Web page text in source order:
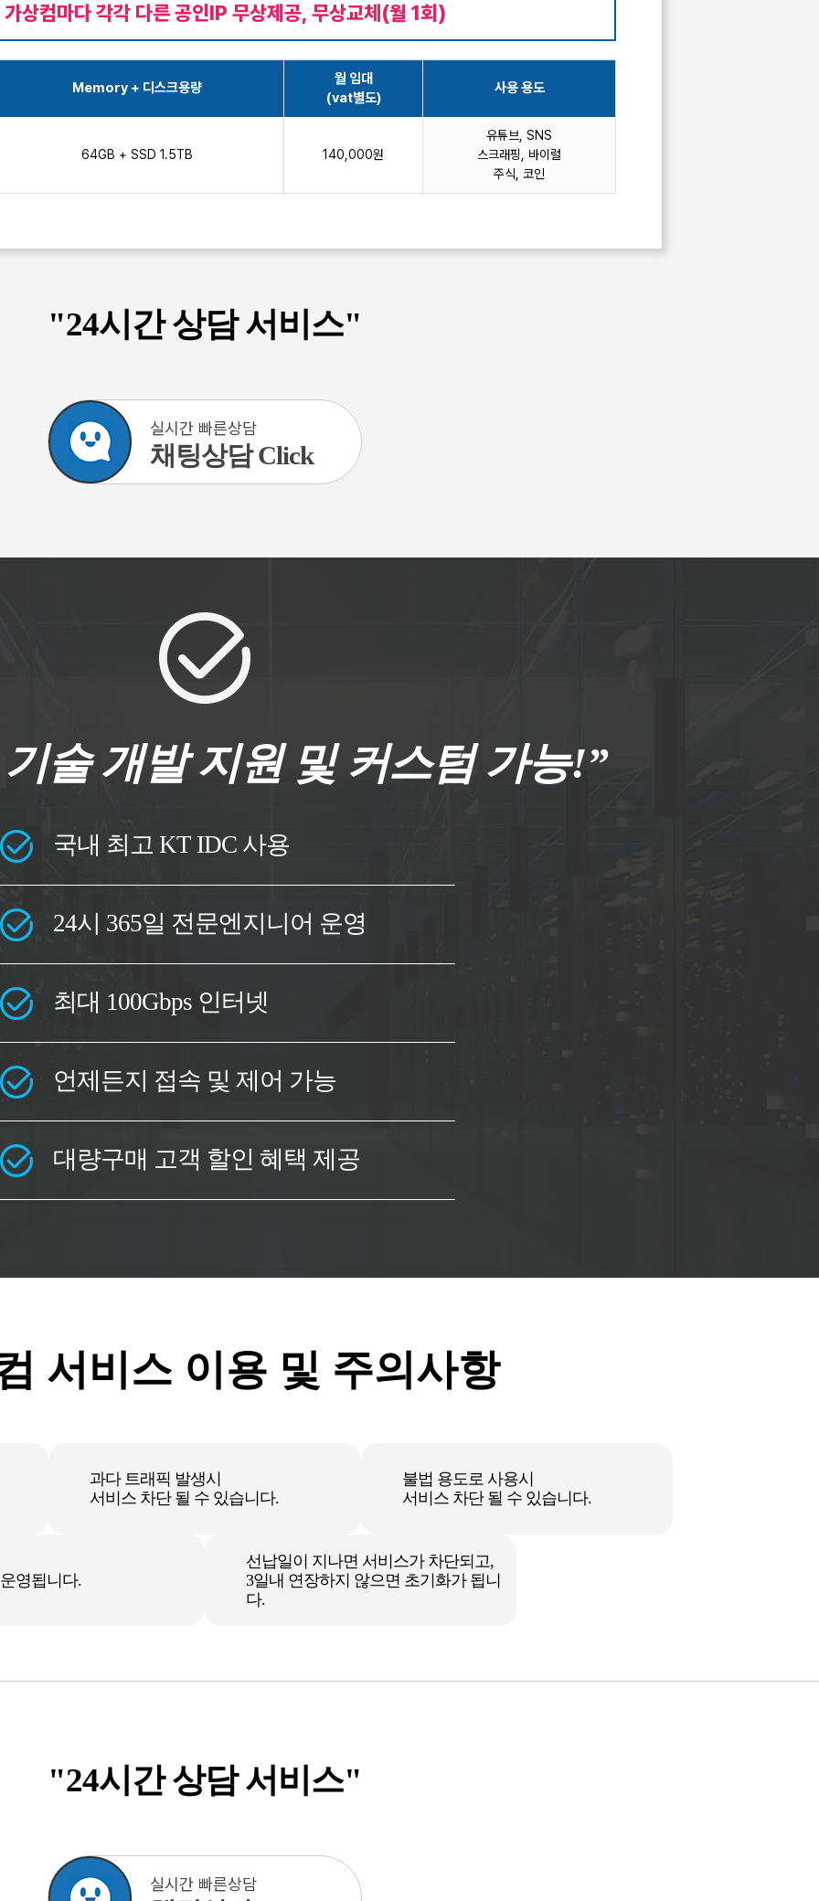
상컴마다 각각 다른 공인IP 무상제공, 무상교체(월 1회)
Memory + 디스크용량
월 임대
(vat별도)
사용 용도
64GB + SSD 1.5TB 140,000원
유튜브, SNS
스크래핑, 바이럴
주식, 코인
"24시간 상담 서비스"
실시간 빠른상담
채팅상담 Click
술 개발 지원 및 커스텀 가능!”
국내 최고 KT IDC 사용
24시 365일 전문엔지니어 운영
최대 100Gbps 인터넷
언제든지 접속 및 제어 가능
대량구매 고객 할인 혜택 제공
서비스 이용 및 주의사항
과다 트래픽 발생시
서비스 차단 될 수 있습니다.
불법 용도로 사용시
서비스 차단 될 수 있습니다.
영됩니다.
선납일이 지나면 서비스가 차단되고,
3일내 연장하지 않으면 초기화가 됩니
다.
"24시간 상담 서비스"
실시간 빠른상담